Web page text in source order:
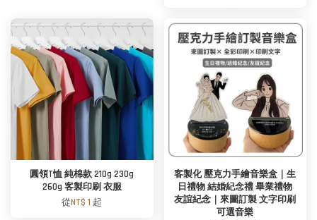
圓領T恤 純棉款 210g 230g
260g 客製印刷 衣服
從NT$ 1 起
客製化 壓克力手繪音樂盒｜生
日禮物 結婚紀念禮 畢業禮物
友誼紀念｜來圖訂製 文字印刷
可選音樂